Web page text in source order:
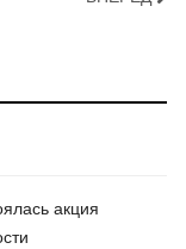
акция